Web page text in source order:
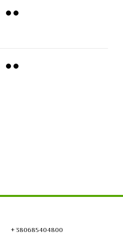
+ 380685404800